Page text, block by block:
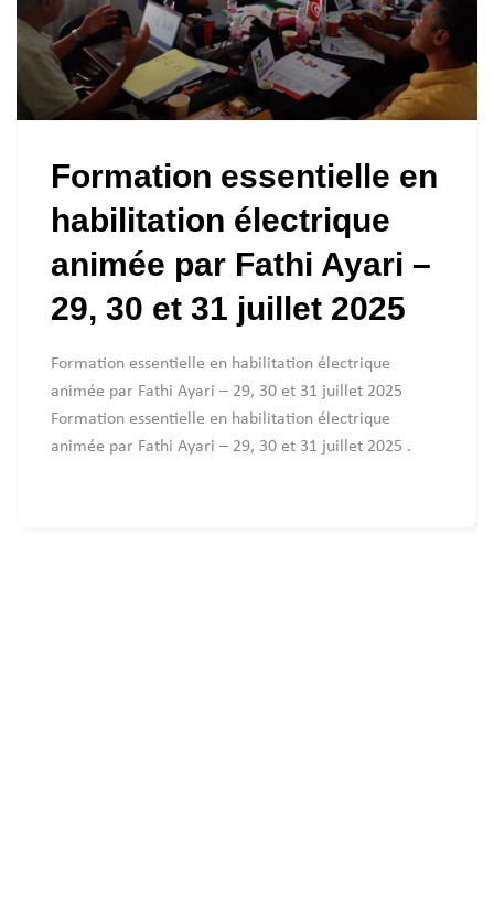
Formation essentielle en
habilitation électrique
animée par Fathi Ayari –
29, 30 et 31 juillet 2025
Formation essentielle en habilitation électrique
animée par Fathi Ayari – 29, 30 et 31 juillet 2025
Formation essentielle en habilitation électrique
animée par Fathi Ayari – 29, 30 et 31 juillet 2025 .